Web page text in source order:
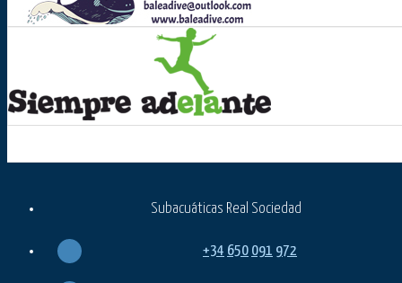
Subacuáticas Real Sociedad
+34 650 091 972